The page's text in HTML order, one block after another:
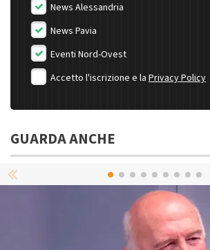
News Alessandria
News Pavia
Eventi Nord-Ovest
Accetto l'iscrizione e la Privacy Policy
GUARDA ANCHE